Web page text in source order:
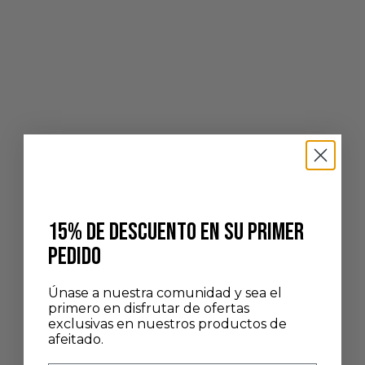
MAQUINILLA DE AFEITAR DE
SEGURIDAD JORIS RETRO-
PRECIO DE OFERTA
170,00 €
15% DE DESCUENTO EN SU PRIMER
PEDIDO
Únase a nuestra comunidad y sea el
primero en disfrutar de ofertas
exclusivas en nuestros productos de
afeitado.